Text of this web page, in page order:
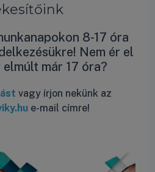
8-17 óra
Nem ér el
már 17 óra?
vagy írjon nekünk az
e-mail címre!